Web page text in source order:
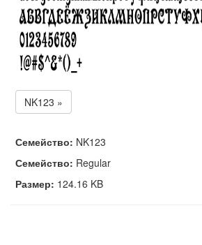
NK123 »
Семейство: NK123
Семейство: Regular
Размер: 124.16 KB